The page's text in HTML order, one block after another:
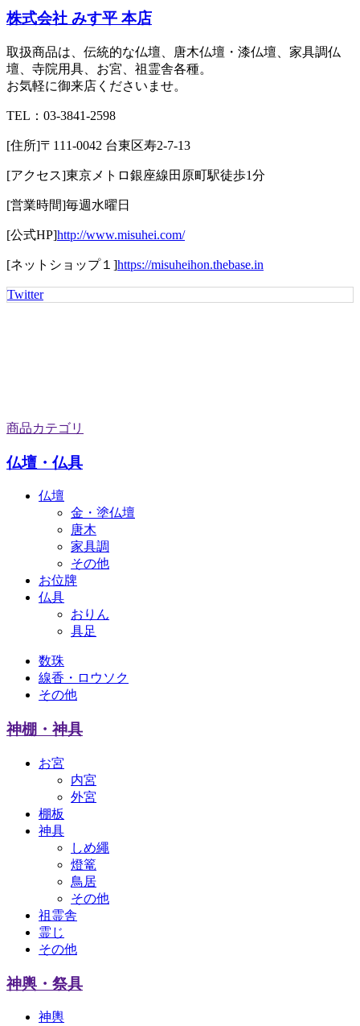
株式会社 みす平 本店
取扱商品は、伝統的な仏壇、唐木仏壇・漆仏壇、家具調仏
壇、寺院用具、お宮、祖霊舎各種。
お気軽に御来店くださいませ。
TEL： 03-3841-2598
[住所]〒111-0042 台東区寿2-7-13
[アクセス]東京メトロ銀座線田原町駅徒歩1分
[営業時間]毎週水曜日
[公式HP]http://www.misuhei.com/
[ネットショップ１]https://misuheihon.thebase.in
Twitter
商品カテゴリ
仏壇・仏具
仏壇
金・塗仏壇
唐木
家具調
その他
お位牌
仏具
おりん
具足
数珠
線香・ロウソク
その他
神棚・神具
お宮
内宮
外宮
棚板
神具
しめ繩
燈篭
鳥居
その他
祖霊舎
霊じ
その他
神輿・祭具
神輿